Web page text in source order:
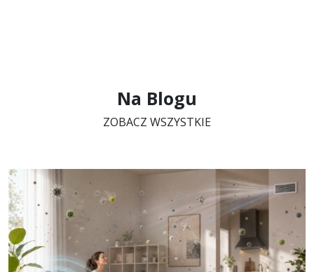
Na Blogu
ZOBACZ WSZYSTKIE